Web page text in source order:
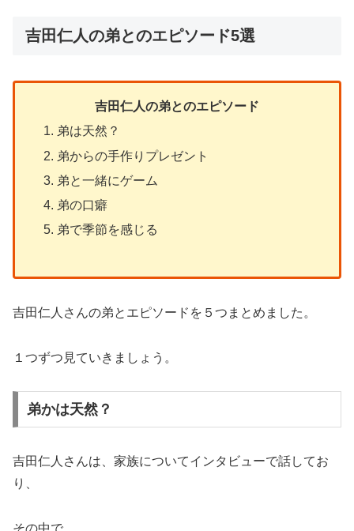
吉田仁人の弟とのエピソード5選
吉田仁人の弟とのエピソード
弟は天然？
弟からの手作りプレゼント
弟と一緒にゲーム
弟の口癖
弟で季節を感じる
吉田仁人さんの弟とエピソードを５つまとめました。
１つずつ見ていきましょう。
弟かは天然？
吉田仁人さんは、家族についてインタビューで話してお
り、
その中で